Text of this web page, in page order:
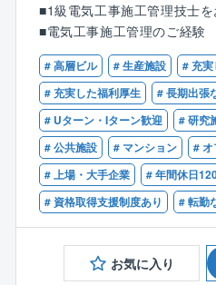
を行っていただきます。
【業務詳細】
・スケジュール（工期）管理
・現場の下見
・業者の手配、作業の指示
・品質、安全管理業務
・工事費の原価管理等
【案件について】
群馬県内を中心にしており、
的には発生いたしません。
県内の案件をメインでご担
■1級電気工事施工管理技士
■電気工事施工管理のご経験
# 高層ビル # 生産施設
# 充
# 充実した福利厚生
# 長期出張
# Uターン・Iターン歓迎
# 研究
# 公共施設
# マンション # オ
# 上場・大手企業
# 年間休日
# 資格取得支援制度あり
# 転勤
お気に入り